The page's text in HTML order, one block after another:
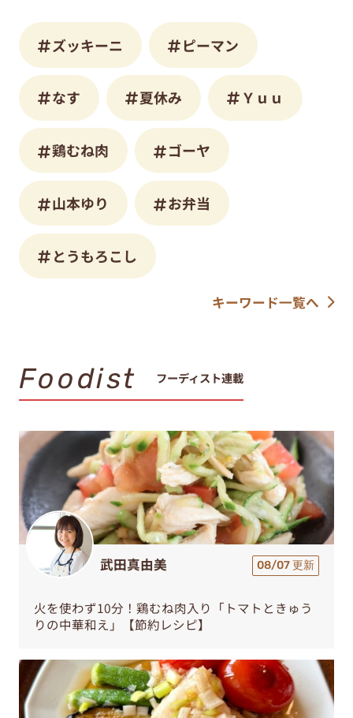
ズッキーニ ピーマン
なす 夏休み Ｙｕｕ
鶏むね肉 ゴーヤ
山本ゆり お弁当
とうもろこし
キーワード一覧へ
Foodist フーディスト連載
武田真由美 08/07 更新
火を使わず10分！鶏むね肉入り「トマトときゅう
りの中華和え」【節約レシピ】